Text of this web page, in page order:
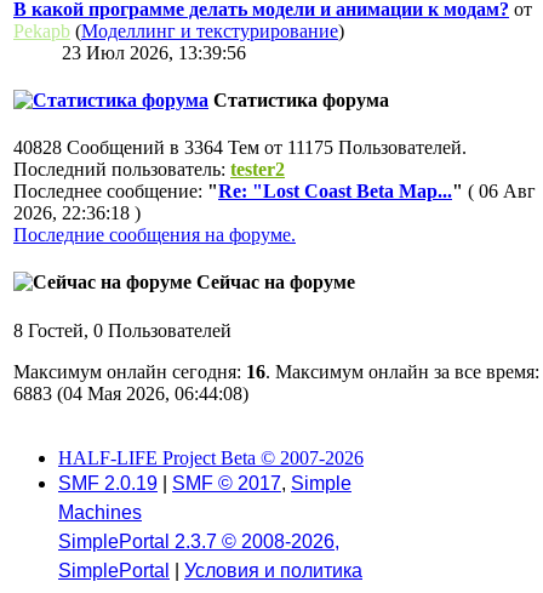
В какой программе делать модели и анимации к модам? от
Pekapb (Моделлинг и текстурирование)
23 Июл 2026, 13:39:56
Статистика форума
40828 Сообщений в 3364 Тем от 11175 Пользователей.
Последний пользователь: tester2
Последнее сообщение: "Re: "Lost Coast Beta Map..." ( 06 Авг
2026, 22:36:18 )
Последние сообщения на форуме.
Сейчас на форуме
8 Гостей, 0 Пользователей
Максимум онлайн сегодня: 16. Максимум онлайн за все время:
6883 (04 Мая 2026, 06:44:08)
HALF-LIFE Project Beta © 2007-2026
SMF 2.0.19
SMF © 2017, Simple
Machines
SimplePortal 2.3.7 © 2008-2026,
SimplePortal
Условия и политика